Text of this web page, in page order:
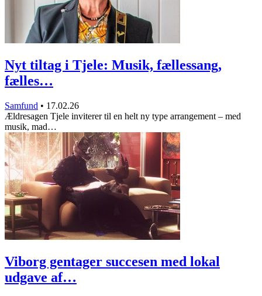
Nyt tiltag i Tjele: Musik, fællessang,
fælles…
Samfund • 17.02.26
Ældresagen Tjele inviterer til en helt ny type arrangement – med
musik, mad…
Viborg gentager succesen med lokal
udgave af…